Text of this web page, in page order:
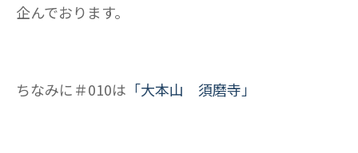
企んでおります。
ちなみに＃010は 「大本山 須磨寺」